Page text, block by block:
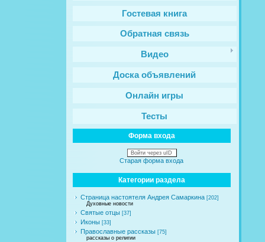
Гостевая книга
Обратная связь
Видео
Доска объявлений
Онлайн игры
Тесты
Форма входа
Войти через uID
Старая форма входа
Категории раздела
Страница настоятеля Андрея Самаркина [202]
Духовные новости
Святые отцы [37]
Иконы [33]
Православные рассказы [75]
рассказы о религии